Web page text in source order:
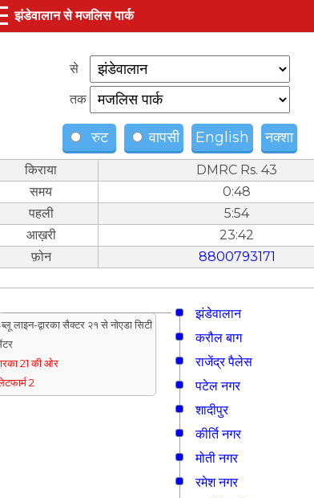
झंडेवालान से मजलिस पार्क
से
तक
रुट वापसी English नक्शा
किराया
DMRC Rs. 43
समय
0:48
पहली
5:54
आख़री
23:42
फ़ोन
8800793171
झंडेवालान
लाइन-द्वारका सैक्टर २१ से नोएडा सिटी
21 की ओर
2
करौल बाग
राजेंद्र पैलेस
पटेल नगर
शादीपुर
कीर्ति नगर
मोती नगर
रमेश नगर